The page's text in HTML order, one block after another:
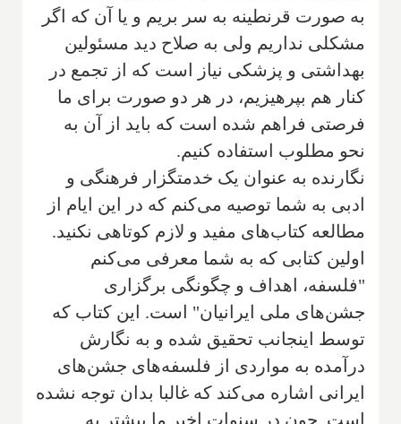
به صورت قرنطینه به سر بریم و یا آن که اگر
مشکلی نداریم ولی به صلاح دید مسئولین
بهداشتی و پزشکی نیاز است که از تجمع در
کنار هم بپرهیزیم، در هر دو صورت برای ما
فرصتی فراهم شده است که باید از آن به
نحو مطلوب استفاده کنیم.
نگارنده به عنوان یک خدمتگزار فرهنگی و
ادبی به شما توصیه می‌کنم که در این ایام از
مطالعه کتاب‌های مفید و لازم کوتاهی نکنید.
اولین کتابی که به شما معرفی می‌کنم
"فلسفه، اهداف و چگونگی برگزاری
جشن‌های ملی ایرانیان" است. این کتاب که
توسط اینجانب تحقیق شده و به نگارش
درآمده به مواردی از فلسفه‌های جشن‌های
ایرانی اشاره می‌کند که غالبا بدان توجه نشده
است. چون در سنوات اخیر‌ ما بیشتر به